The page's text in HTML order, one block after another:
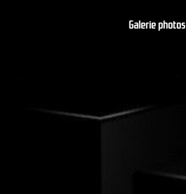
Galerie photos